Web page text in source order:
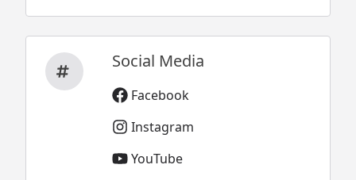
Social Media
Facebook
Instagram
YouTube